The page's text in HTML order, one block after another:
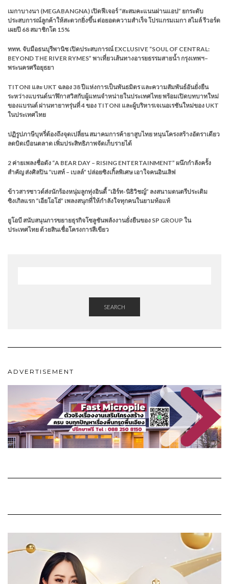
เมกาบางนา (MEGABANGNA) เปิดฟีเจอร์ “สะสมคะแนนผ่านแอป” ยกระดับ
ประสบการณ์ลูกค้าให้สะดวกยิ่งขึ้น ต่อยอดความสำเร็จ โปรแกรมเมกา สไมล์ รีวอร์ด
เผยปี 68 สมาชิกโต 15%
ททท. จับมือธนบุรีพานิช เปิดประสบการณ์ EXCLUSIVE “SOUL OF CENTRAL:
BEYOND THE RIVER RYMES” พาเที่ยวเส้นทางอารยธรรมสายน้ำ กรุงเทพฯ–
พระนครศรีอยุธยา
TITONI และ UKT ฉลอง 38 ปีแห่งการเป็นพันธมิตร และความสัมพันธ์อันยั่งยืน
ระหว่างแบรนด์นาฬิกาสวิสกับผู้แทนจำหน่ายในประเทศไทย พร้อมเปิดบทบาทใหม่
ของแบรนด์ ผ่านทายาทรุ่นที่ 4 ของ TITONI และผู้บริหารเจเนอเรชันใหม่ของ UKT
ในประเทศไทย
ปฏิรูปภาษีบุหรี่ต้องถึงจุดเปลี่ยน สมาคมการค้ายาสูบไทย หนุนโครงสร้างอัตราเดียว
ลดบิดเบือนตลาด เพิ่มประสิทธิภาพจัดเก็บรายได้
2 ค่ายเพลงชื่อดัง “A BEAR DAY – RISING ENTERTAINMENT” ผนึกกำลังครั้ง
สำคัญ ส่งศิลปิน “เบสท์ – เบลล์” ปล่อยซิงเกิ้ลพิเศษ เอาใจคนอินเลิฟ
ข้าวสารซาวด์ส่งนักร้องหนุ่มลูกทุ่งอินดี้ “เอิร์ท-นิธิวิชญ์” ลงสนามดนตรีประเดิม
ซิงเกิลแรก “เอียโอโฮ่” เพลงสนุกที่ให้กำลังใจทุกคนในยามท้อแท้
ยูโอบี สนับสนุนการขยายธุรกิจโซลูชันพลังงานยั่งยืนของ SP GROUP ใน
ประเทศไทย ด้วยสินเชื่อโครงการสีเขียว
SEARCH
ADVERTISEMENT